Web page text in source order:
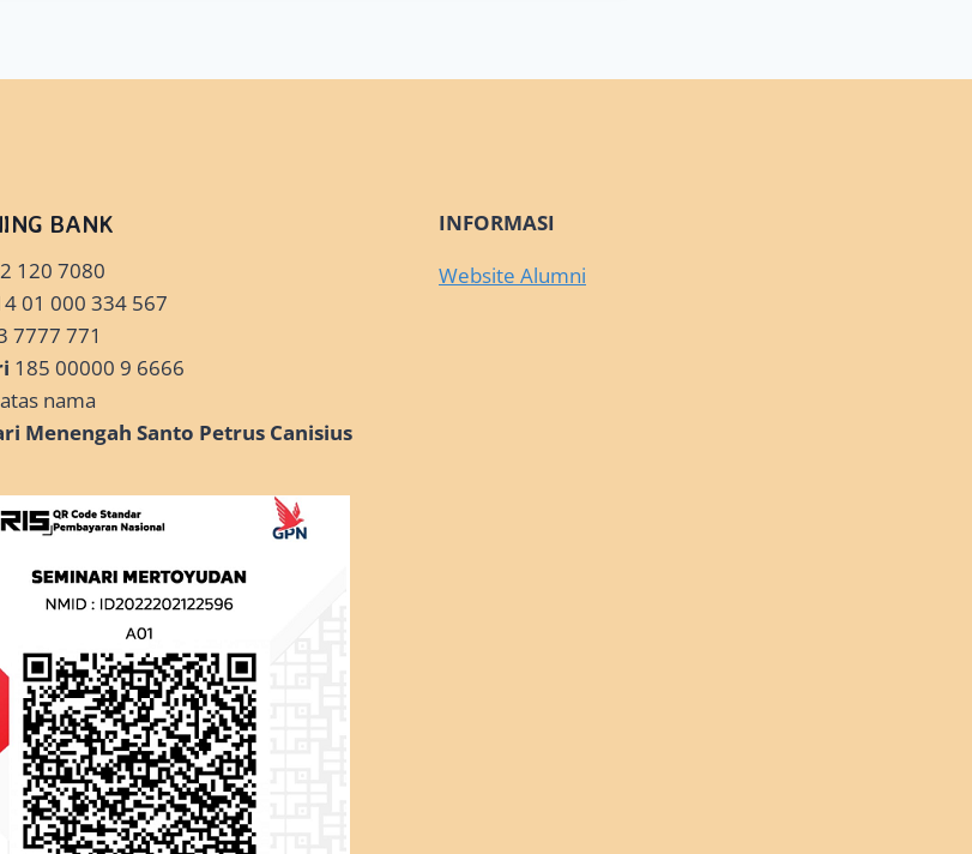
BANK
120 7080
01 000 334 567
7777 771
185 00000 9 6666
nama
Menengah Santo Petrus Canisius
INFORMASI
Website Alumni